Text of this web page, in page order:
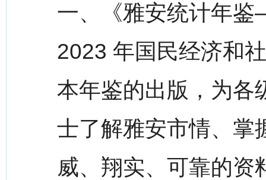
一、《雅安统计年
2023 年国民经济和
本年鉴的出版，为各
士了解雅安市情、掌
威、翔实、可靠的资